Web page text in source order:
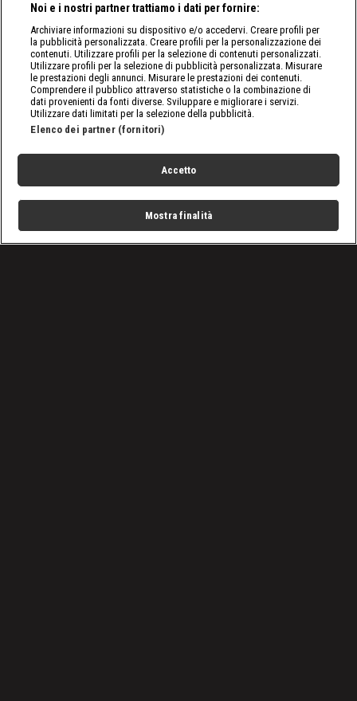
Noi e i nostri partner trattiamo i dati per fornire:
Archiviare informazioni su dispositivo e/o accedervi. Creare profili per
la pubblicità personalizzata. Creare profili per la personalizzazione dei
contenuti. Utilizzare profili per la selezione di contenuti personalizzati.
Utilizzare profili per la selezione di pubblicità personalizzata. Misurare
le prestazioni degli annunci. Misurare le prestazioni dei contenuti.
Comprendere il pubblico attraverso statistiche o la combinazione di
dati provenienti da fonti diverse. Sviluppare e migliorare i servizi.
Utilizzare dati limitati per la selezione della pubblicità.
Elenco dei partner (fornitori)
Accetto
Mostra finalità